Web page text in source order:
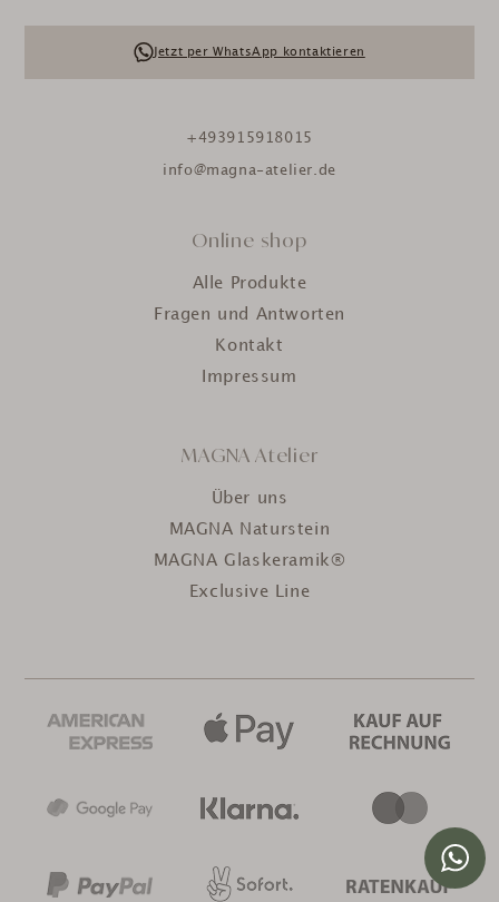
Jetzt per WhatsApp kontaktieren
+493915918015
info@magna-atelier.de
Online shop
Alle Produkte
Fragen und Antworten
Kontakt
Impressum
MAGNA Atelier
Über uns
MAGNA Naturstein
MAGNA Glaskeramik®
Exclusive Line